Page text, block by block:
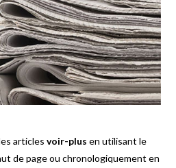
articles voir-plus en utilisant le
de page ou chronologiquement en